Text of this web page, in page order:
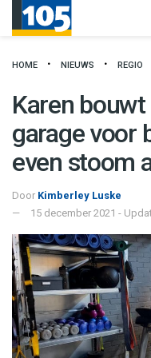
HOME NIEUWS REGIO
Karen
garage voor
even stoom
Door Kimberley Luske
15 december 2021 -